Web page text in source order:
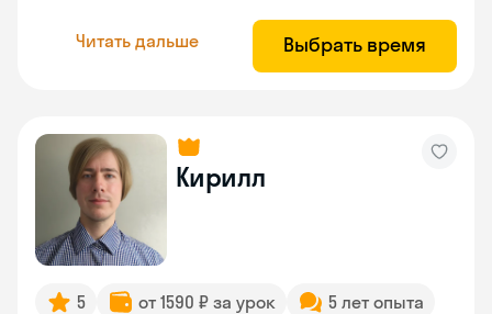
Читать дальше Выбрать время
Кирилл
5 от 1590 ₽ за урок 5 лет опыта